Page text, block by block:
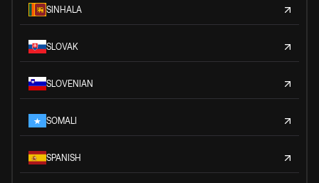
SINHALA
SLOVAK
SLOVENIAN
SOMALI
SPANISH